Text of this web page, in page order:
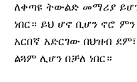
ለቀጣዩ ትውልድ መማሪያ
ነበር። ይህ ሆኖ ቢሆን ኖሮ
አርበኛ አድርገው በህዝብ
ልጓም ሊሆን በቻለ ነበር።